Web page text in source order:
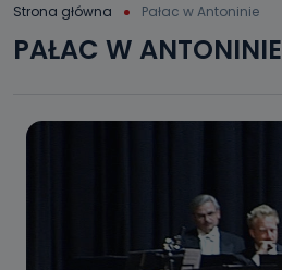
Strona główna Pałac w Antoninie
PAŁAC W ANTONINIE